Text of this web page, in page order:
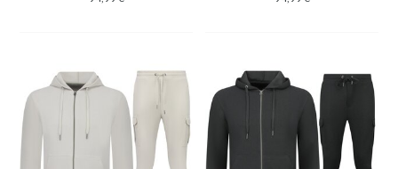
Leinenhemd für
Leinenhemd und